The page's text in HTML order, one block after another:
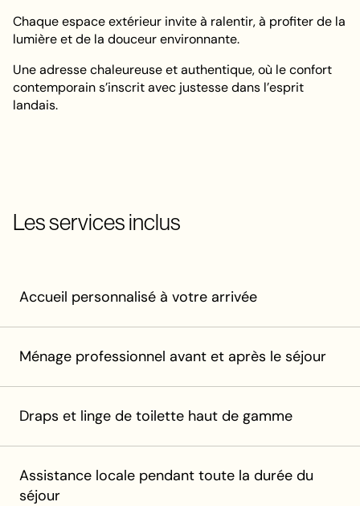
Chaque espace extérieur invite à ralentir, à profiter de la
lumière et de la douceur environnante.
Une adresse chaleureuse et authentique, où le confort
contemporain s’inscrit avec justesse dans l’esprit
landais.
Les services inclus
Accueil personnalisé à votre arrivée
Ménage professionnel avant et après le séjour
Draps et linge de toilette haut de gamme
Assistance locale pendant toute la durée du
séjour